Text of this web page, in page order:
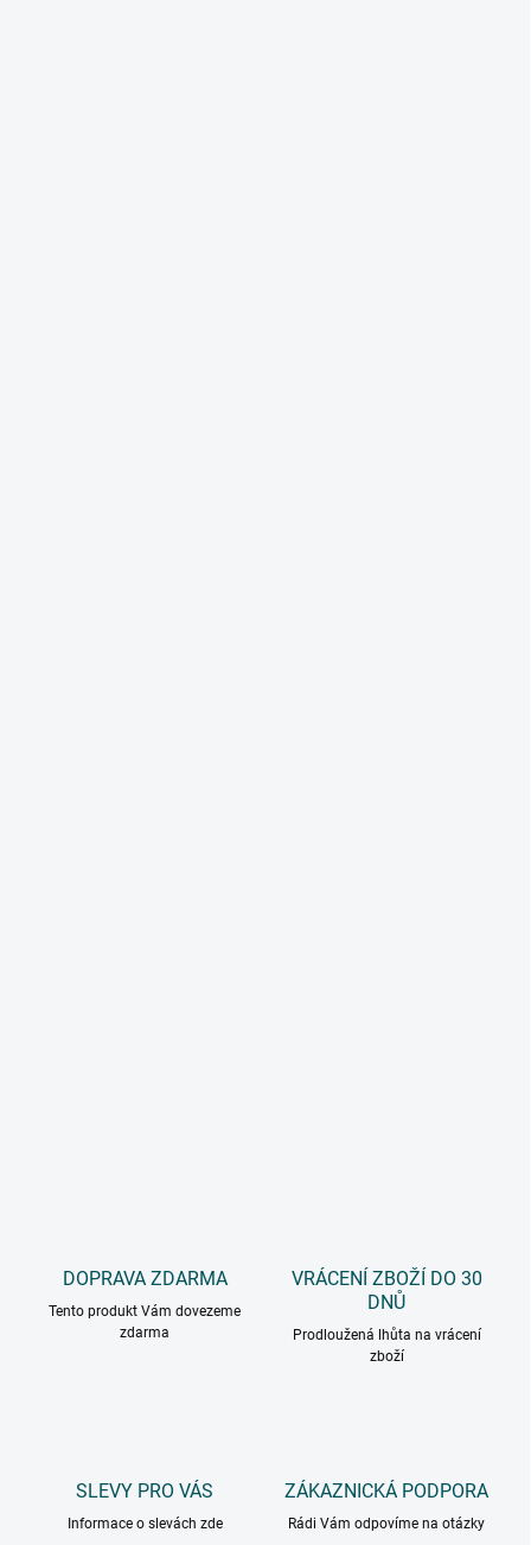
DOPRAVA ZDARMA
Tento produkt Vám dovezeme
zdarma
VRÁCENÍ ZBOŽÍ DO 30
DNŮ
Prodloužená lhůta na vrácení
zboží
SLEVY PRO VÁS
Informace o slevách zde
ZÁKAZNICKÁ PODPORA
Rádi Vám odpovíme na otázky